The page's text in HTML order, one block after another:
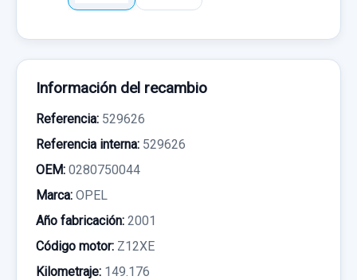
Información del recambio
Referencia: 529626
Referencia interna: 529626
OEM: 0280750044
Marca: OPEL
Año fabricación: 2001
Código motor: Z12XE
Kilometraje: 149.176